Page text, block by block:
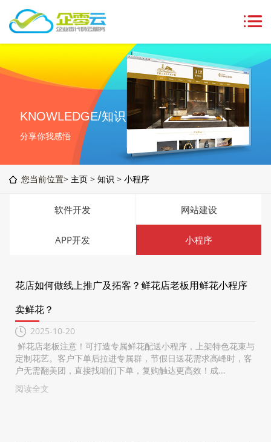
KNOWLEDGE/知识
分享你我感悟
您当前位置> 主页 > 知识 > 小程序
软件开发 网站建设
APP开发 小程序
花店如何做线上推广及拓客？鲜花店老板用鲜花小程序
卖鲜花？
2025-10-20
鲜花店老板注意！可打造专属鲜花配送小程序，上架特色花束与
定制花艺。客户下单后拉进专属群，节假日送花需求高峰时，客
户无需翻美团，直接找咱们下单，复购触达更高效！成...
阅读全文